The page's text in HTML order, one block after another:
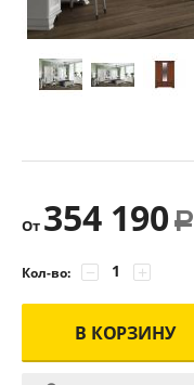
От 354 190 Р
Кол-во: +
−
В КОРЗИНУ